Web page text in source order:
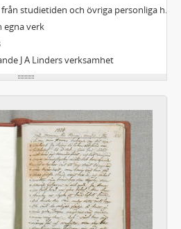
studietiden och övriga personliga handlingar
egna verk
J A Linders verksamhet